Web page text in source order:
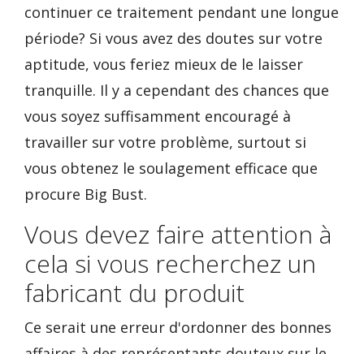
continuer ce traitement pendant une longue
période? Si vous avez des doutes sur votre
aptitude, vous feriez mieux de le laisser
tranquille. Il y a cependant des chances que
vous soyez suffisamment encouragé à
travailler sur votre problème, surtout si
vous obtenez le soulagement efficace que
procure Big Bust.
Vous devez faire attention à
cela si vous recherchez un
fabricant du produit
Ce serait une erreur d'ordonner des bonnes